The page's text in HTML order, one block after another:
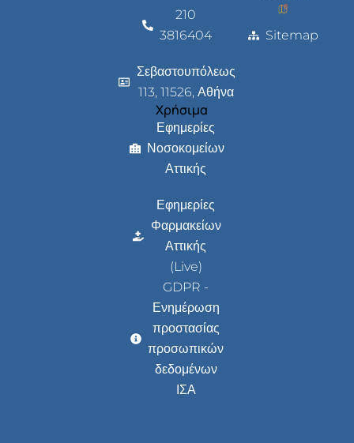
210
3816404
Σεβαστουπόλεως
113, 11526, Αθήνα
Χρήσιμα
Εφημερίες
Νοσοκομείων
Αττικής
Εφημερίες
Φαρμακείων
Αττικής
(Live)
GDPR -
Ενημέρωση
προστασίας
προσωπικών
δεδομένων
ΙΣΑ
Sitemap